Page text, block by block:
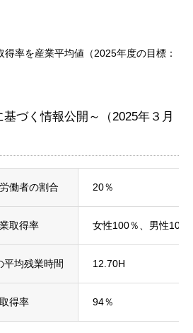
率を産業平均値（2025年度の目標：
づく情報公開～（2025年３月
働者の割合 20％
取得率 女性100％、男性
平均残業時間 12.70H
得率 94％